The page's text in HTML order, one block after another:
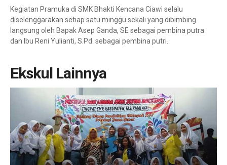
Kegiatan Pramuka di SMK Bhakti Kencana Ciawi selalu
diselenggarakan setiap satu minggu sekali yang dibimbing
langsung oleh Bapak Asep Ganda, SE sebagai pembina putra
dan Ibu Reni Yulianti, S.Pd. sebagai pembina putri.
Ekskul Lainnya